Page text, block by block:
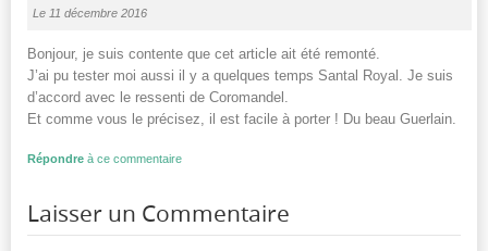
Le 11 décembre 2016
Bonjour, je suis contente que cet article ait été remonté.
J’ai pu tester moi aussi il y a quelques temps Santal Royal. Je suis
d’accord avec le ressenti de Coromandel.
Et comme vous le précisez, il est facile à porter ! Du beau Guerlain.
Répondre à ce commentaire
Laisser un Commentaire